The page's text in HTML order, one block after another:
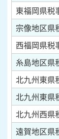
東福岡県税
宗像地区県
西福岡県税
糸島地区県
北九州東県
北九州東県
北九州西県
遠賀地区県